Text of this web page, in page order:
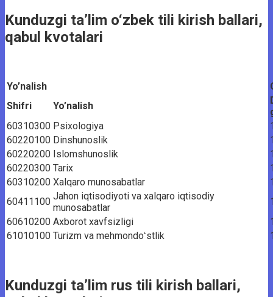
Kunduzgi ta’lim o‘zbek tili kirish ballari,
qabul kvotalari
Yo’nalish
Shifri
Yo’nalish
60310300 Psixologiya
60220100 Dinshunoslik
60220200 Islomshunoslik
60220300 Tarix
60310200 Xalqaro munosabatlar
60411100 Jahon iqtisodiyoti va xalqaro iqtisodiy
munosabatlar
60610200 Axborot xavfsizligi
61010100 Turizm va mehmondoʻstlik
Kunduzgi ta’lim rus tili kirish ballari,